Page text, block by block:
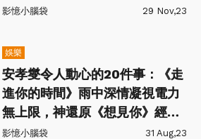
影憶小腦袋 29 Nov,23
娛樂
安孝燮令人動心的20件事：《走
進你的時間》雨中深情凝視電力
無上限，神還原《想見你》經典
場景
影憶小腦袋 31 Aug,23